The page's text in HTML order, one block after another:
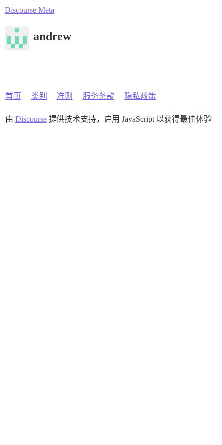
Discourse Meta
andrew
首页 类别 准则 服务条款 隐私政策
由 Discourse提供技术支持，启用 JavaScript 以获得最佳体验